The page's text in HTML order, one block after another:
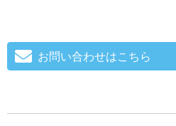
お問い合わせはこちら